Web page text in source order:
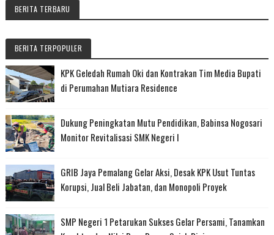
BERITA TERBARU
BERITA TERPOPULER
KPK Geledah Rumah Oki dan Kontrakan Tim Media Bupati
di Perumahan Mutiara Residence
Dukung Peningkatan Mutu Pendidikan, Babinsa Nogosari
Monitor Revitalisasi SMK Negeri I
GRIB Jaya Pemalang Gelar Aksi, Desak KPK Usut Tuntas
Korupsi, Jual Beli Jabatan, dan Monopoli Proyek
SMP Negeri 1 Petarukan Sukses Gelar Persami, Tanamkan